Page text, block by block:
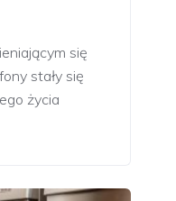
się
stały się
życia